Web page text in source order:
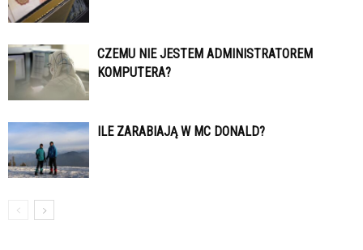
CZEMU NIE JESTEM ADMINISTRATOREM
KOMPUTERA?
ILE ZARABIAJĄ W MC DONALD?